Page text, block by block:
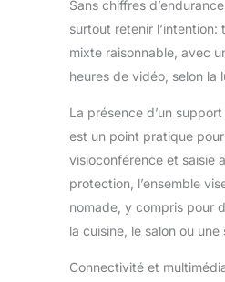
Sans chiffres
surtout retenir l’intention:
mixte raisonnable, avec
heures de vidéo, selon la
La présence d’un
est un point pratique
visioconférence et saisie
protection, l’ensemble
nomade, y compris pour
la cuisine, le salon ou une
Connectivité et